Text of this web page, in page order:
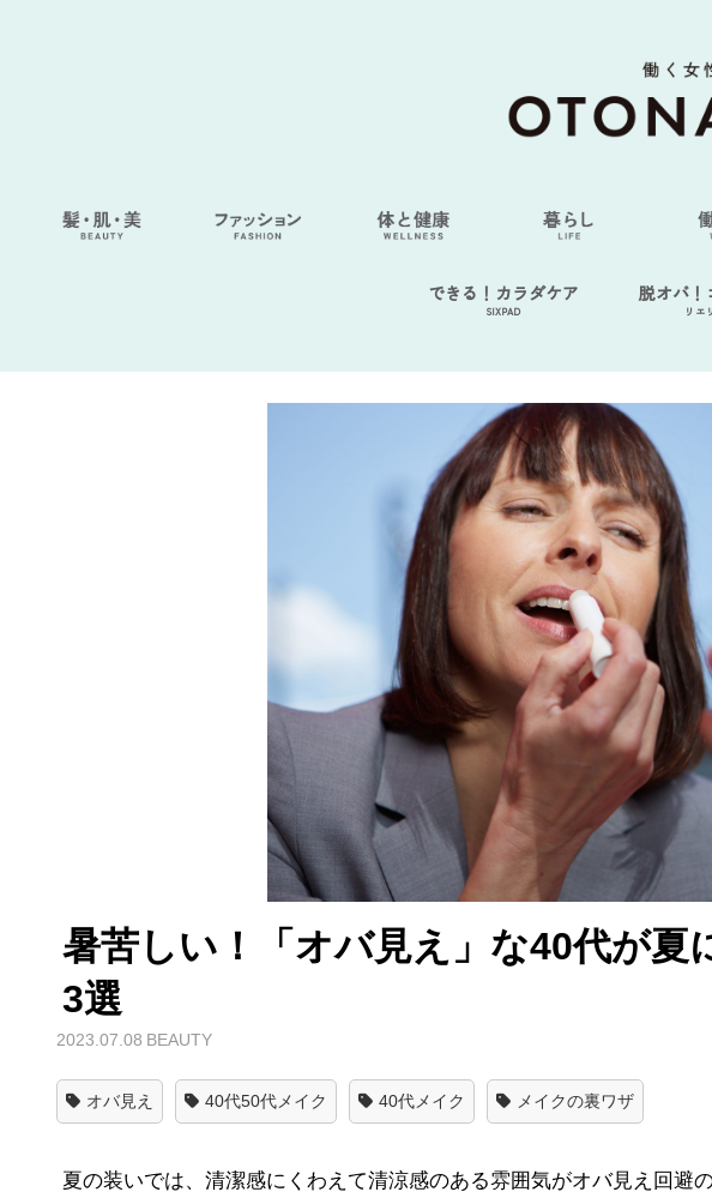
できる！カラダケア
SIXPAD
脱オバ！
リエ
暑苦しい！「オバ見え」な40代が夏
3選
2023.07.08 BEAUTY
オバ見え 40代50代メイク 40代メイク メイクの裏ワザ
夏の装いでは、清潔感にくわえて清涼感のある雰囲気がオバ見え回避